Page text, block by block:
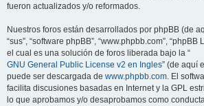
fueron actualizados y/o reformados.
Nuestros foros están desarrollados por phpBB (de
“sus”, “software phpBB”, “www.phpbb.com”, “phpBB
el cual es una solución de foros liberada bajo la “
GNU General Public License v2 en Ingles” (de aquí
puede ser descargada de www.phpbb.com. El
facilita discusiones basadas en Internet y la GPL
lo que aprobamos y/o desaprobamos como